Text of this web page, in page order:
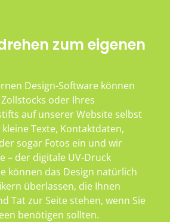
zum eigenen
Design-Software können
oder Ihres
auf unserer Website selbst
Texte, Kontaktdaten,
sogar Fotos ein und wir
– der digitale UV-Druck
können das Design natürlich
überlassen, die Ihnen
Tat zur Seite stehen, wenn Sie
benötigen sollten.